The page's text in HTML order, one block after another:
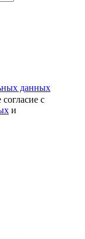
данных
с
и